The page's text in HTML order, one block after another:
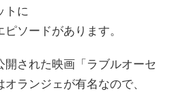
トに
ソードがあります。
開された映画「ラブルオーセ
ランジェが有名なので、